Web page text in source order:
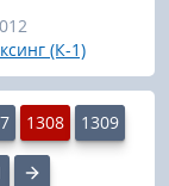
(К-1)
1308 1309